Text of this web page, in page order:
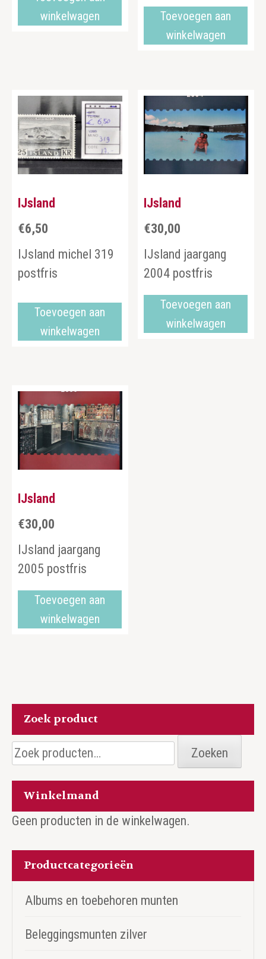
winkelwagen
Toevoegen aan
winkelwagen
IJsland
€6,50
IJsland michel 319
postfris
Toevoegen aan
winkelwagen
IJsland
€30,00
IJsland jaargang
2004 postfris
Toevoegen aan
winkelwagen
IJsland
€30,00
IJsland jaargang
2005 postfris
Toevoegen aan
winkelwagen
Zoek product
Zoeken
naar:
Zoeken
Winkelmand
Geen producten in de winkelwagen.
Productcategorieën
Albums en toebehoren munten
Beleggingsmunten zilver